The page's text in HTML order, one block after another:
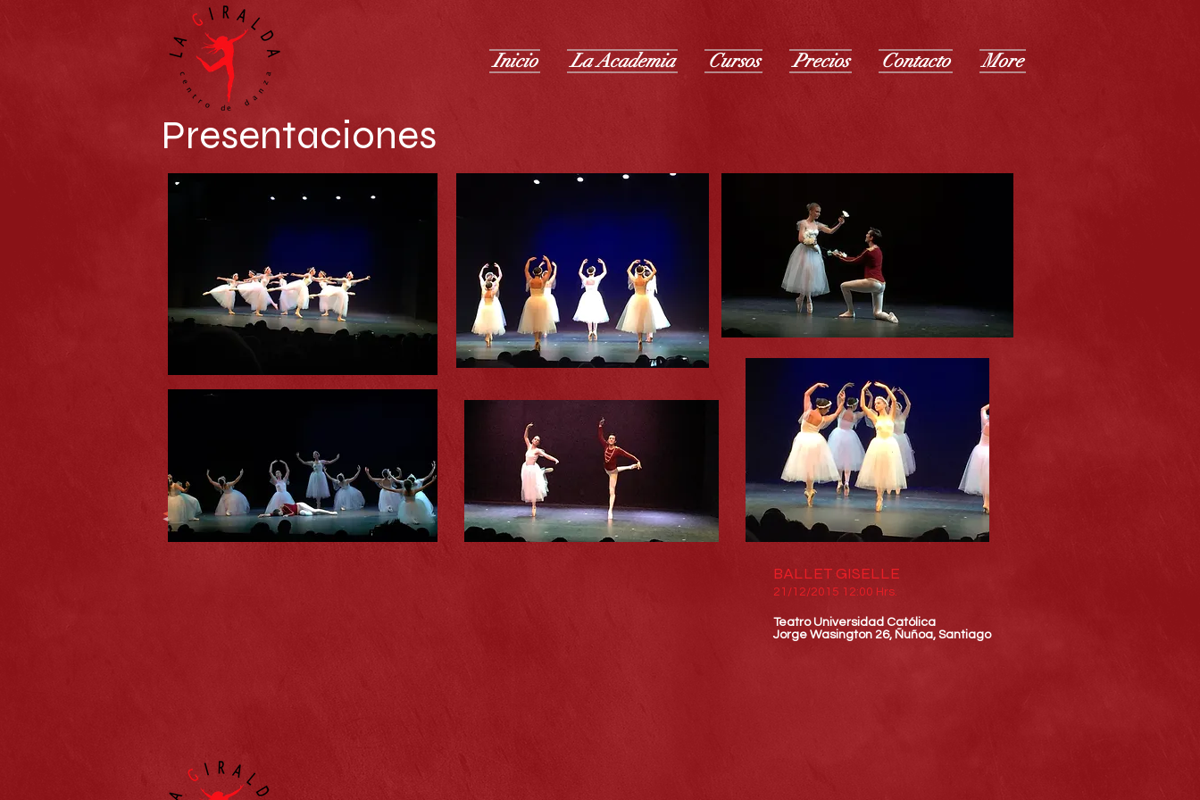
Inicio La Academia Cursos Precios Contacto More
Presentaciones
BALLET GISELLE​
21/12/2015 12:00 Hrs.
Teatro Universidad Católica
Jorge Wasington 26, Ñuñoa, Santiago